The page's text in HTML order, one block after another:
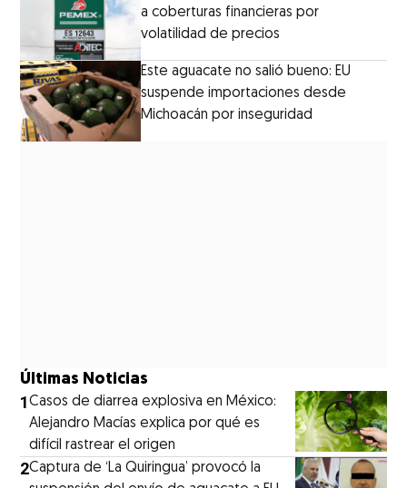
a coberturas financieras por
volatilidad de precios
Este aguacate no salió bueno: EU
suspende importaciones desde
Michoacán por inseguridad
Últimas Noticias
1Casos de diarrea explosiva en México:
Alejandro Macías explica por qué es
difícil rastrear el origen
2Captura de ‘La Quiringua’ provocó la